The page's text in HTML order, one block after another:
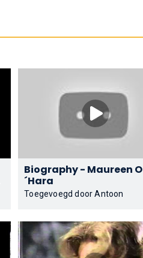
Biography - Maureen O
´Hara
Toegevoegd door Antoon